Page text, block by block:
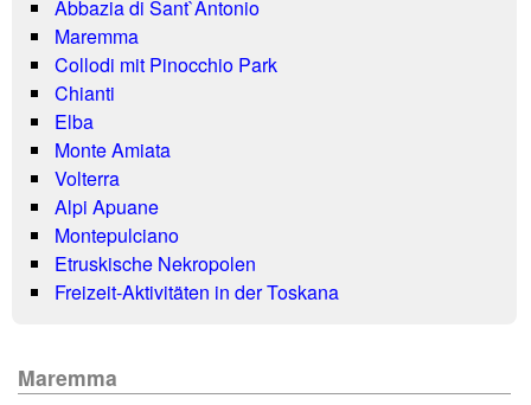
Abbazia di Sant`Antonio
Maremma
Collodi mit Pinocchio Park
Chianti
Elba
Monte Amiata
Volterra
Alpi Apuane
Montepulciano
Etruskische Nekropolen
Freizeit-Aktivitäten in der Toskana
Maremma